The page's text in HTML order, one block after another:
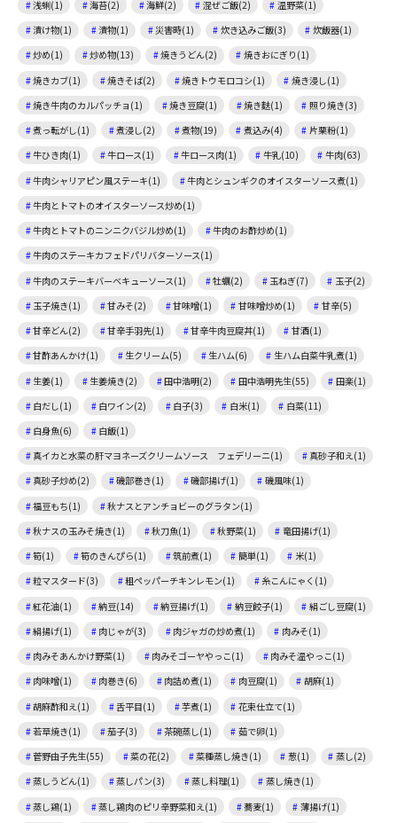
浅蜊(1) 海苔(2) 海鮮(2) 混ぜご飯(2)
温野菜(1)
漬け物(1)
漬物(1) 災害時(1) 炊き込みご飯(3)
炊飯器(1)
炒め(1)
炒め物(13) 焼きうどん(2)
焼きおにぎり(1)
焼きカブ(1)
焼きそば(2) 焼きトウモロコシ(1)
焼き浸し(1)
焼き牛肉のカルパッチョ(1)
焼き豆腐(1) 焼き麩(1)
照り焼き(3)
煮っ転がし(1)
煮浸し(2) 煮物(19) 煮込み(4)
片栗粉(1)
牛ひき肉(1)
牛ロース(1) 牛ロース肉(1) 牛乳(10)
牛肉(63)
牛肉シャリアピン風ステーキ(1)
牛肉とシュンギクのオイスターソース煮(1)
牛肉とトマトのオイスターソース炒め(1)
牛肉とトマトのニンニクバジル炒め(1)
牛肉のお酢炒め(1)
牛肉のステーキカフェドパリバターソース(1)
牛肉のステーキバーベキューソース(1)
牡蠣(2) 玉ねぎ(7)
玉子(2)
玉子焼き(1)
甘みそ(2) 甘味噌(1) 甘味噌炒め(1)
甘辛(5)
甘辛どん(2)
甘辛手羽先(1) 甘辛牛肉豆腐丼(1)
甘酒(1)
甘酢あんかけ(1)
生クリーム(5) 生ハム(6)
生ハム白菜牛乳煮(1)
生姜(1)
生姜焼き(2) 田中浩明(2) 田中浩明先生(55)
田楽(1)
白だし(1)
白ワイン(2) 白子(3) 白米(1)
白菜(11)
白身魚(6)
白飯(1)
真イカと水菜の肝マヨネーズクリームソース フェデリーニ(1)
真砂子和え(1)
真砂子炒め(2)
磯部巻き(1) 磯部揚げ(1)
磯風味(1)
福豆もち(1)
秋ナスとアンチョビーのグラタン(1)
秋ナスの玉みそ焼き(1)
秋刀魚(1) 秋野菜(1)
竜田揚げ(1)
筍(1)
筍のきんぴら(1) 筑前煮(1) 簡単(1)
米(1)
粒マスタード(3)
粗ペッパーチキンレモン(1)
糸こんにゃく(1)
紅花油(1)
納豆(14) 納豆揚げ(1) 納豆餃子(1)
絹ごし豆腐(1)
絹揚げ(1)
肉じゃが(3) 肉ジャガの炒め煮(1)
肉みそ(1)
肉みそあんかけ野菜(1)
肉みそゴーヤやっこ(1)
肉みそ温やっこ(1)
肉味噌(1)
肉巻き(6) 肉詰め煮(1) 肉豆腐(1)
胡麻(1)
胡麻酢和え(1)
舌平目(1) 芋煮(1)
花束仕立て(1)
若草焼き(1)
茄子(3) 茶碗蒸し(1)
茹で卵(1)
菅野由子先生(55)
菜の花(2) 菜種蒸し焼き(1) 葱(1)
蒸し(2)
蒸しうどん(1)
蒸しパン(3) 蒸し料理(1)
蒸し焼き(1)
蒸し鶏(1)
蒸し鶏肉のピリ辛野菜和え(1) 蕎麦(1)
薄揚げ(1)